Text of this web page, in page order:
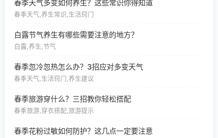
春季天气多变如何养生？这些常识你得知道
春季天气,养生常识,生活窍门
白露节气养生有哪些需要注意的地方？
白露,养生,节气
春季忽冷忽热怎么办？3招应对多变天气
春季天气,生活窍门,养生建议
春季旅游穿什么？三招教你轻松搭配
春季旅游,穿衣搭配,旅游提示
春季花粉过敏如何防护？这几点一定要注意